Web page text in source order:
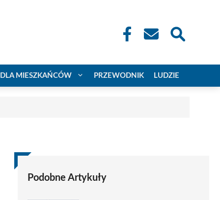
DLA MIESZKAŃCÓW PRZEWODNIK LUDZIE
Podobne Artykuły